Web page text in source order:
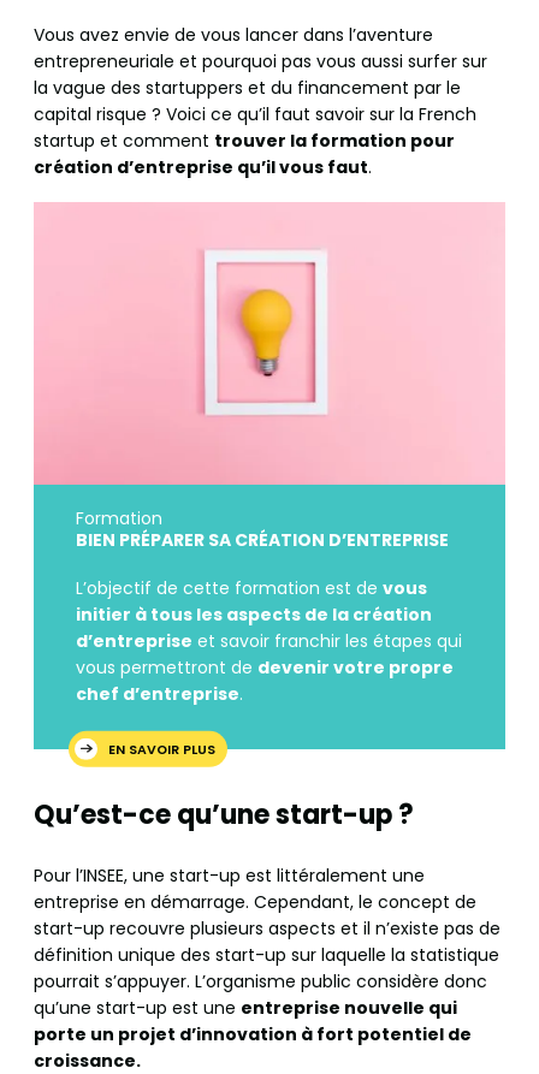
Vous avez envie de vous lancer dans l’aventure
entrepreneuriale et pourquoi pas vous aussi surfer sur
la vague des startuppers et du financement par le
capital risque ? Voici ce qu’il faut savoir sur la French
startup et comment trouver la formation pour
création d’entreprise qu’il vous faut.
Formation
BIEN PRÉPARER SA CRÉATION D’ENTREPRISE
L’objectif de cette formation est de vous
initier à tous les aspects de la création
d’entreprise et savoir franchir les étapes qui
vous permettront de devenir votre propre
chef d’entreprise.
EN SAVOIR PLUS
Qu’est-ce qu’une start-up ?
Pour l’INSEE, une start-up est littéralement une
entreprise en démarrage. Cependant, le concept de
start-up recouvre plusieurs aspects et il n’existe pas de
définition unique des start-up sur laquelle la statistique
pourrait s’appuyer. L’organisme public considère donc
qu’une start-up est une entreprise nouvelle qui
porte un projet d’innovation à fort potentiel de
croissance.